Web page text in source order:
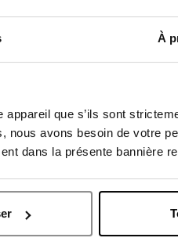
À
que s’ils sont
nous avons besoin de votre
dans la présente bannière
chose ?